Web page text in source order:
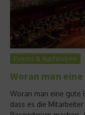
Events & Nachtleben
Woran man
Woran man eine gute
dass es die